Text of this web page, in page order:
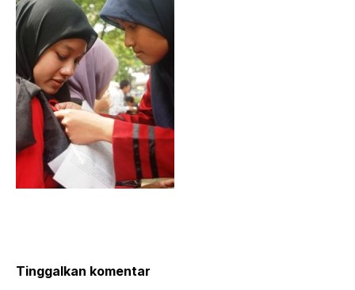
Tinggalkan komentar